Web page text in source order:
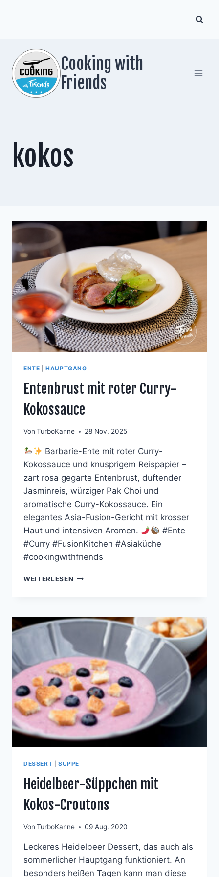
Cooking with
Friends
kokos
ENTE |HAUPTGANG
Entenbrust mit roter Curry-
Kokossauce
Von TurboKanne 28 Nov. 2025
Barbarie-Ente mit roter Curry-
Kokossauce und knusprigem Reispapier –
zart rosa gegarte Entenbrust, duftender
Jasminreis, würziger Pak Choi und
aromatische Curry-Kokossauce. Ein
elegantes Asia-Fusion-Gericht mit krosser
Haut und intensiven Aromen.
#Ente
#Curry #FusionKitchen #Asiaküche
#cookingwithfriends
WEITERLESEN ENTENBRUST
KOKOSSAUCE
DESSERT SUPPE
Heidelbeer-Süppchen mit
Kokos-Croutons
Von TurboKanne 09 Aug. 2020
Leckeres Heidelbeer Dessert, das auch als
sommerlicher Hauptgang funktioniert. An
besonders heißen Tagen kann man diese